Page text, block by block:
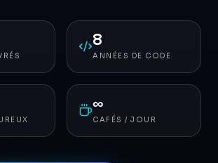
8
ANNÉES DE CODE
∞
CAFÉS / JOUR